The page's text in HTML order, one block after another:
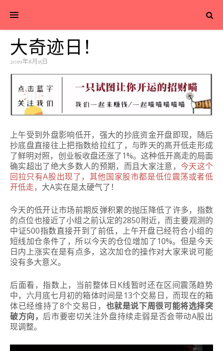
大奇迹日！
2019年8月15日
上午受到外盘影响低开，强大的抄底资金开盘即现，随后
抄底盘直接往上把指数给拉红了，与昨天的高开低走形成
了鲜明对照，创业板收盘还涨了1%。这种低开高走的局面
确实超出了绝大多数人的预期，而且大家注意， 今天这个
回拉只有A股出现了，其他国家股市都是低位震荡或者低
开低走， 大A实在是太硬气了！
今天的低开让市场前期反弹积累的抛压降低了许多，指数
的点位也接近了小组之前认定的2850附近，而主要观测的
中证500指数直接开到了前低，上午开盘已经符合小组的
短线加仓条件了，所以今天的仓位增加了10%。 但是今天
日内上涨实在是有点多，这次加仓的操作对大家来说可能
没有多大意义。
后面看，指数上，当前整体日K线暂时还在区间震荡趋势
中，六月底七月初的箱体时间是13个交易日，而现在的箱
体已经维持了8个交易日， 也就是说下周很可能将选择突
破方向， 后市要密切关注外盘持续走弱是否会带动A股出
现调整。